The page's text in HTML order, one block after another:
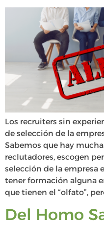
Los recruiters sin
de selección de la
Sabemos que hay
reclutadores, escogen
selección de la empresa
tener formación alguna
que tienen el “olfato”,
Del Homo